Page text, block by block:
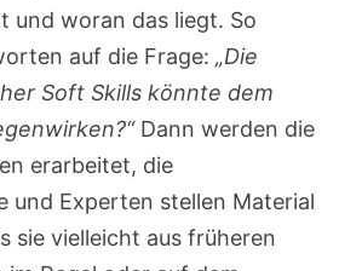
und woran das liegt. So
auf die Frage:„Die
Soft Skills könnte dem
Dann werden die
erarbeitet, die
und Experten stellen Material
sie vielleicht aus früheren